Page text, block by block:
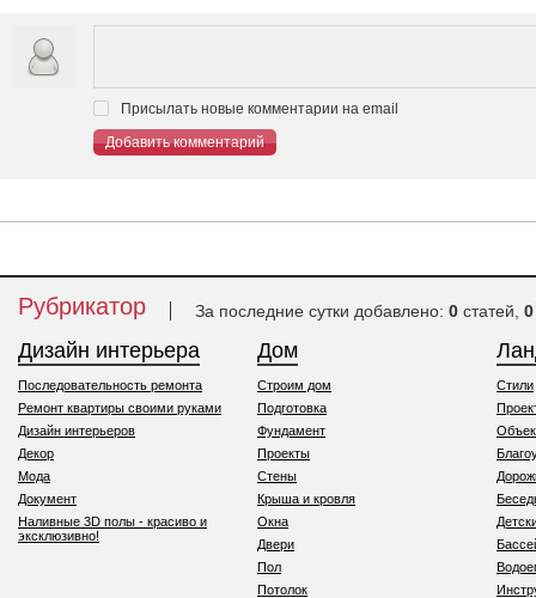
Присылать новые комментарии на email
Добавить комментарий
Рубрикатор За последние сутки добавлено: 0 статей, 0
Дизайн интерьера
Последовательность ремонта
Ремонт квартиры своими руками
Дизайн интерьеров
Декор
Мода
Документ
Наливные 3D полы - красиво и
эксклюзивно!
Дом
Строим дом
Подготовка
Фундамент
Проекты
Стены
Крыша и кровля
Окна
Двери
Пол
Потолок
Стили